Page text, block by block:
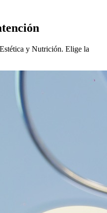
y Nutrición. Elige la